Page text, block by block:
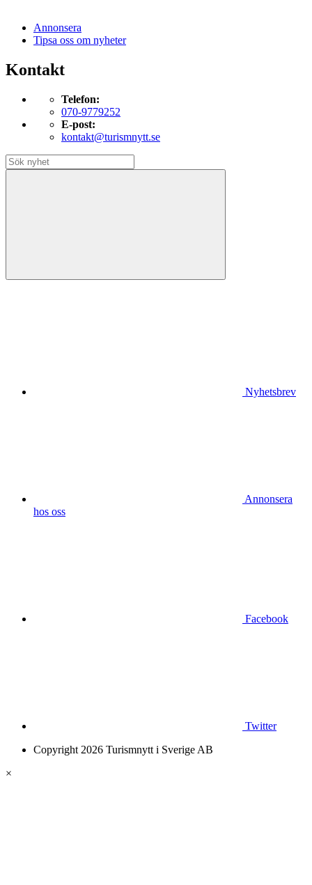
Annonsera
Tipsa oss om nyheter
Kontakt
Telefon:
070-9779252
E-post:
kontakt@turismnytt.se
Nyhetsbrev
Annonsera
hos oss
Facebook
Twitter
Copyright 2026 Turismnytt i Sverige AB
×